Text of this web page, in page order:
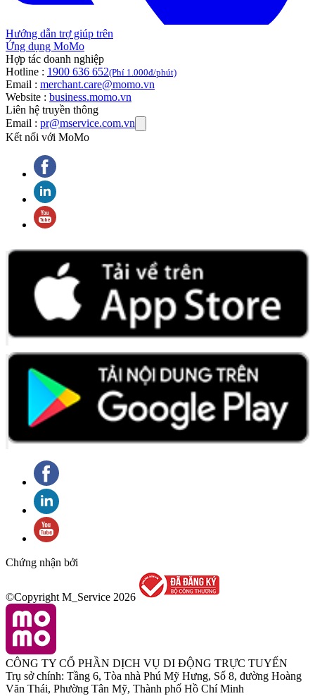
Hướng dẫn trợ giúp trên
Ứng dụng MoMo
Hợp tác doanh nghiệp
Hotline : 1900 636 652(Phí 1.000đ/phút)
Email : merchant.care@momo.vn
Website : business.momo.vn
Liên hệ truyền thông
Email : pr@mservice.com.vn
Kết nối với MoMo
Chứng nhận bởi
©Copyright M_Service 2026
CÔNG TY CỔ PHẦN DỊCH VỤ DI ĐỘNG TRỰC TUYẾN
Trụ sở chính: Tầng 6, Tòa nhà Phú Mỹ Hưng, Số 8, đường Hoàng
Văn Thái, Phường Tân Mỹ, Thành phố Hồ Chí Minh